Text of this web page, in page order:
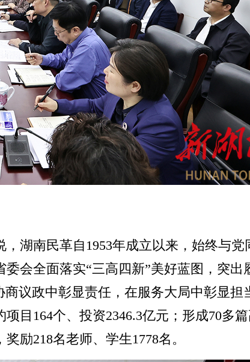
湖南民革自1953年成立以来，始终与党
会全面落实“三高四新”美好蓝图，突出
议政中彰显责任，在服务大局中彰显担
目164个、投资2346.3亿元；形成70多
励218名老师、学生1778名。